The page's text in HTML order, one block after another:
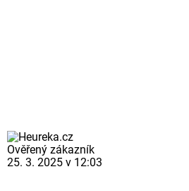
Ověřený zákazník
25. 3. 2025 v 12:03